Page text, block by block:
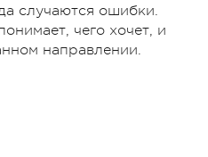
случаются ошибки.
чего хочет, и
направлении.